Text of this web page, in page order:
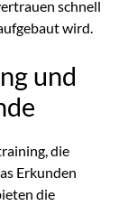
schnell
wird.
und
die
Erkunden
die